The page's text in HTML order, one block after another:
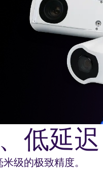
低延迟
级的极致精度。